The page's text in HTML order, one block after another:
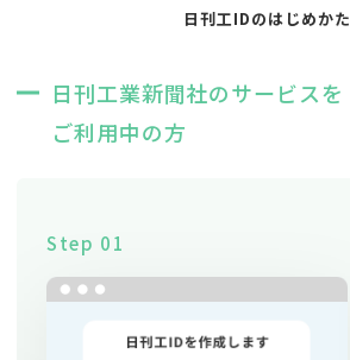
日刊工IDのはじめかた
日刊工業新聞社のサービスを
ご利用中の方
Step 01